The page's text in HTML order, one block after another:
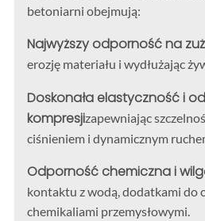
betoniarni obejmują:
Najwyższy odporność na
erozję materiału i wydłużając
Doskonała elastyczność i
kompresjizapewniając
ciśnieniem i dynamicznym
Odporność chemiczna i
kontaktu z wodą, dodatkami do
chemikaliami przemysłowymi.